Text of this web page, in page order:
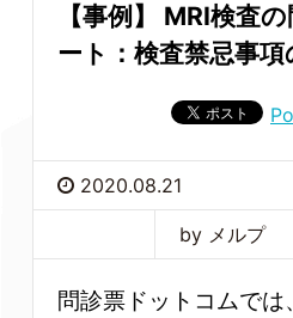
【事例】 MRI検査
ート：検査禁忌事項
2020.08.21
by メルプ
問診票ドットコムでは